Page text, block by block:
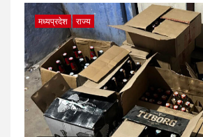
मध्यप्रदेश राज्य